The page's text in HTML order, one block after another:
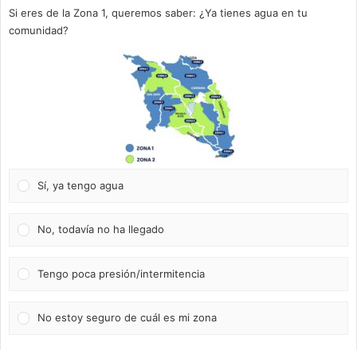
Si eres de la Zona 1, queremos saber: ¿Ya tienes agua en tu
comunidad?
Sí, ya tengo agua
No, todavía no ha llegado
Tengo poca presión/intermitencia
No estoy seguro de cuál es mi zona